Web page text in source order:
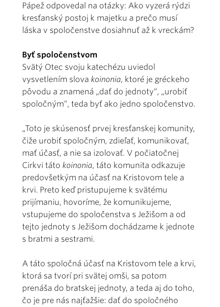
Pápež odpovedal na otázky: Ako vyzerá rýdzi
kresťanský postoj k majetku a prečo musí
láska v spoločenstve dosiahnuť až k vreckám?
Byť spoločenstvom
Svätý Otec svoju katechézu uviedol
vysvetlením slova koinonia, ktoré je gréckeho
pôvodu a znamená „dať do jednoty“, „urobiť
spoločným“, teda byť ako jedno spoločenstvo.
„Toto je skúsenosť prvej kresťanskej komunity,
čiže urobiť spoločným, zdieľať, komunikovať,
mať účasť, a nie sa izolovať. V počiatočnej
Cirkvi táto koinonia, táto komunita odkazuje
predovšetkým na účasť na Kristovom tele a
krvi. Preto keď pristupujeme k svätému
prijímaniu, hovoríme, že komunikujeme,
vstupujeme do spoločenstva s Ježišom a od
tejto jednoty s Ježišom dochádzame k jednote
s bratmi a sestrami.
A táto spoločná účasť na Kristovom tele a krvi,
ktorá sa tvorí pri svätej omši, sa potom
prenáša do bratskej jednoty, a teda aj do toho,
čo je pre nás najťažšie: dať do spoločného